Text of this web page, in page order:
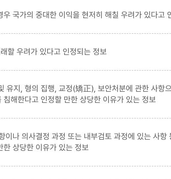
국가의 중대한 이익을 현저히 해칠 우려가 있다고
할 우려가 있다고 인정되는 정보
유지, 형의 집행, 교정(矯正), 보안처분에 관한 사항
해한다고 인정할 만한 상당한 이유가 있는 정보
이나 의사결정 과정 또는 내부검토 과정에 있는 사
한 상당한 이유가 있는 정보